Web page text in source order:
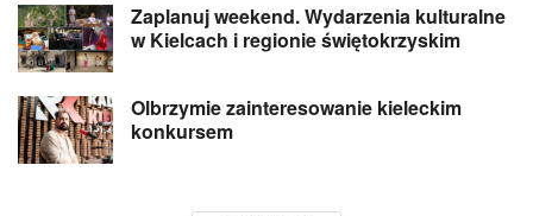
Zaplanuj weekend. Wydarzenia kulturalne
w Kielcach i regionie świętokrzyskim
Olbrzymie zainteresowanie kieleckim
konkursem